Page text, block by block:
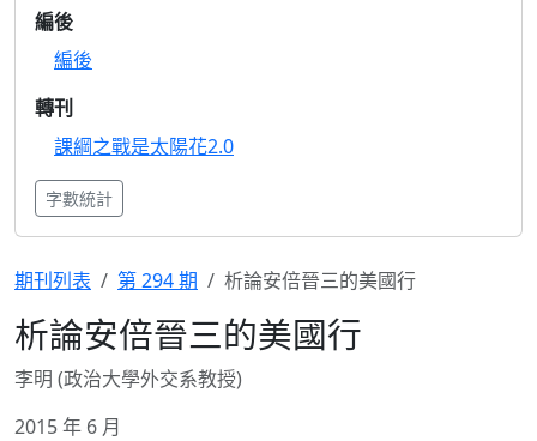
編後
編後
轉刊
課綱之戰是太陽花2.0
字數統計
期刊列表 第 294 期 析論安倍晉三的美國行
析論安倍晉三的美國行
李明 (政治大學外交系教授)
2015 年 6 月